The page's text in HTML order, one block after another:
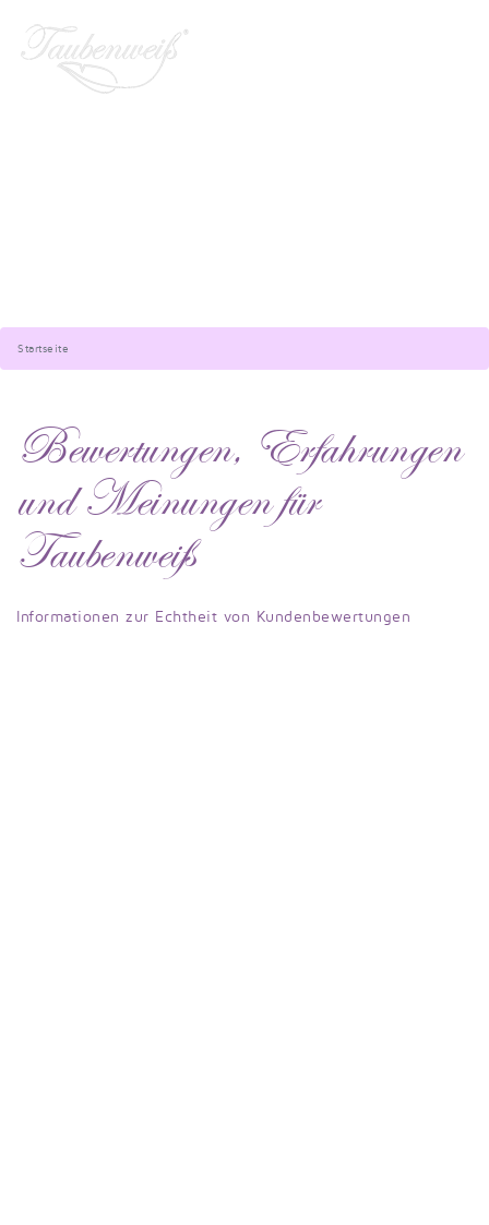
Startseite
Bewertungen, Erfahrungen
und Meinungen für
Taubenweiß
Informationen zur Echtheit von Kundenbewertungen